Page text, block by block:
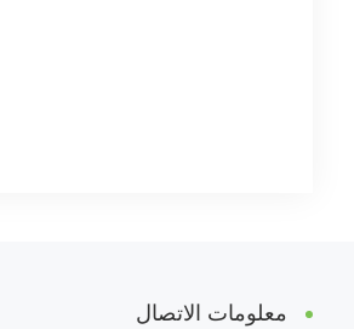
معلومات الاتصال